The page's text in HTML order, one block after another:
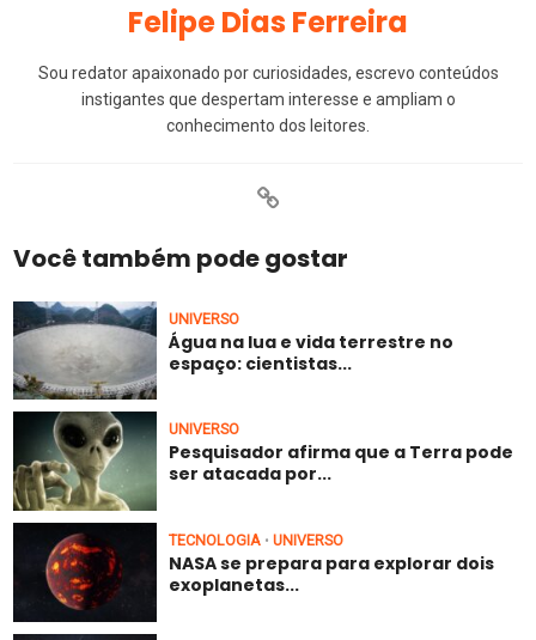
Felipe Dias Ferreira
Sou redator apaixonado por curiosidades, escrevo conteúdos
instigantes que despertam interesse e ampliam o
conhecimento dos leitores.
Você também pode gostar
UNIVERSO
Água na lua e vida terrestre no
espaço: cientistas...
UNIVERSO
Pesquisador afirma que a Terra pode
ser atacada por...
TECNOLOGIA • UNIVERSO
NASA se prepara para explorar dois
exoplanetas...